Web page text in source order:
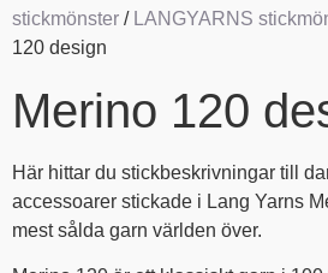
stickmönster / LANGYARNS
120 design
Merino 120
Här hittar du stickbeskrivningar till
accessoarer stickade i Lang Yarns
mest sålda garn världen över.